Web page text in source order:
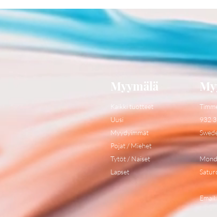
Myymälä
Kaikki tuotteet
Uusi
Myydyimmät
Pojat / Miehet
Tytöt / Naiset
Lapset
932